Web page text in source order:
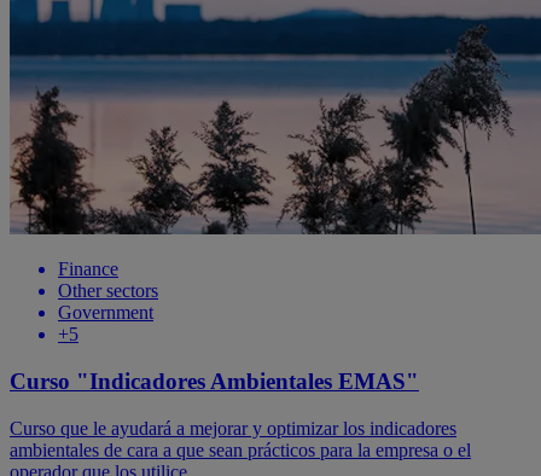
Finance
Other sectors
Government
+5
Curso "Indicadores Ambientales EMAS"
Curso que le ayudará a mejorar y optimizar los indicadores
ambientales de cara a que sean prácticos para la empresa o el
operador que los utilice.